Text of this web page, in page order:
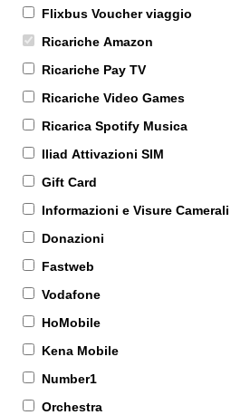
Flixbus Voucher viaggio
Ricariche Amazon
Ricariche Pay TV
Ricariche Video Games
Ricarica Spotify Musica
Iliad Attivazioni SIM
Gift Card
Informazioni e Visure
Donazioni
Fastweb
Vodafone
HoMobile
Kena Mobile
Number1
Orchestra